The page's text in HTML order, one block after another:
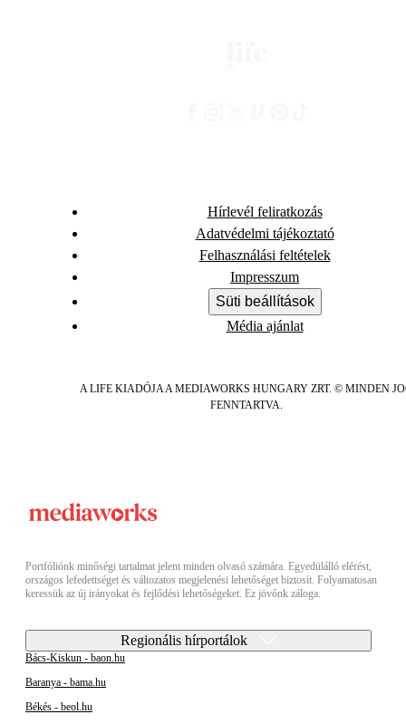
Hírlevél feliratkozás
Adatvédelmi tájékoztató
Felhasználási feltételek
Impresszum
Süti beállítások
Média ajánlat
A LIFE KIADÓJA A MEDIAWORKS HUNGARY ZRT. © MINDEN
FENNTARTVA.
Portfóliónk minőségi tartalmat jelent minden olvasó számára. Egyedülálló elérést,
országos lefedettséget és változatos megjelenési lehetőséget biztosít. Folyamatosan
keressük az új irányokat és fejlődési lehetőségeket. Ez jövőnk záloga.
Regionális hírportálok
Bács-Kiskun - baon.hu
Baranya - bama.hu
Békés - beol.hu